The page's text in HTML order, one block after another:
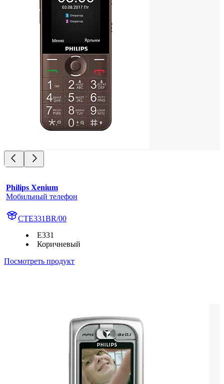
Philips Xenium
Мобильный телефон
CTE331BR/00
E331
Коричневый
Посмотреть продукт